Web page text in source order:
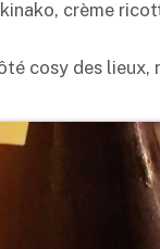
crème
cosy des lieux,